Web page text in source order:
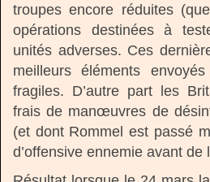
troupes encore réduites
opérations destinées à
unités adverses. Ces
meilleurs éléments
fragiles. D’autre part les
frais de manœuvres de
(et dont Rommel est passé
d’offensive ennemie avant de